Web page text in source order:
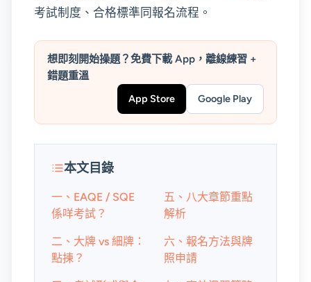
考試制度、合格標準同報名流程。
想即刻開始操題？免費下載 App，離線練習 +
錯題重溫
App Store
Google Play
本文目錄
一、EAQE / SQE
係咩考試？
二、大牌 vs 細牌：
點揀？
五、八大章節重點
解析
六、報名方法與牌
照申請